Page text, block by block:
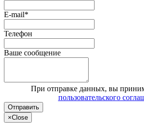
E-mail*
Телефон
Ваше сообщение
При отправке данных, вы
пользовательского
Отправить
×Close